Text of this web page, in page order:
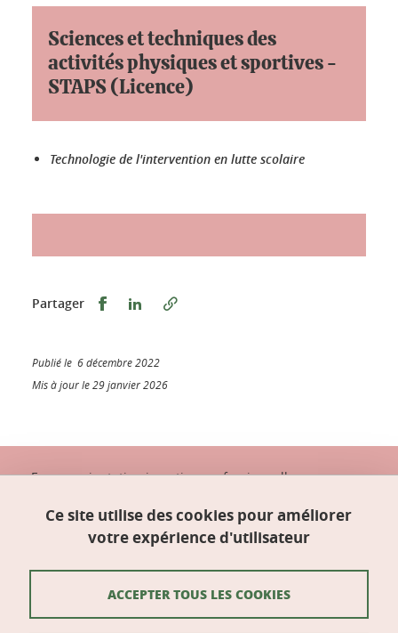
Sciences et techniques des
activités physiques et sportives -
STAPS (Licence)
Technologie de l'intervention en lutte scolaire
Partager Partager sur Facebook
Partager sur LinkedIn
Publié le 6 décembre 2022
Mis à jour le 29 janvier 2026
Espace orientation insertion professionnelle
Bâtiment Pierre-Mendès-France (à côté de la
Domaine universitaire
Mentions légales
Ce site utilise des cookies pour améliorer
votre expérience d'utilisateur
ACCEPTER TOUS LES COOKIES